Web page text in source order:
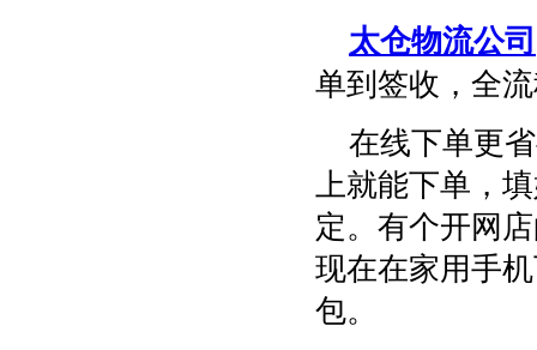
太仓物流公司
单到签收，全
在线下单更
上就能下单，
定。有个开网
现在在家用手
包。